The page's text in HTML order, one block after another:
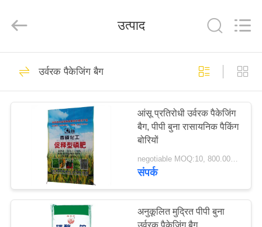
उत्पाद
Enterprise
Management
पीपी बुना बैग
12
उत्पाद
उर्वरक पैकेजिंग बैग
आंसू प्रतिरोधी उर्वरक पैकेजिंग
बैग, पीपी बुना रासायनिक पैकिंग
बोरियों
negotiable MOQ:10, 800.000 पीसी
संपर्क
अनुकूलित मुद्रित पीपी बुना
उर्वरक पैकेजिंग बैग